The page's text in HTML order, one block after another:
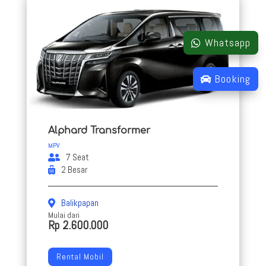
Alphard Transformer
MPV
7 Seat
2 Besar
Balikpapan
Mulai dari
Rp 2.600.000
Rental Mobil
Whatsapp
Booking